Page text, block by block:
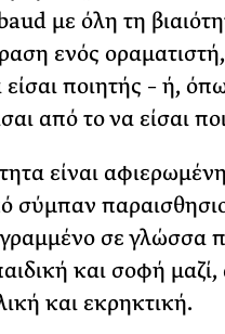
με όλη τη
ενός
είσαι ποιητής – ή,
από το να είσαι
είναι
σύμπαν
σε γλώσσα
και σοφή μαζί,
και εκρηκτική.